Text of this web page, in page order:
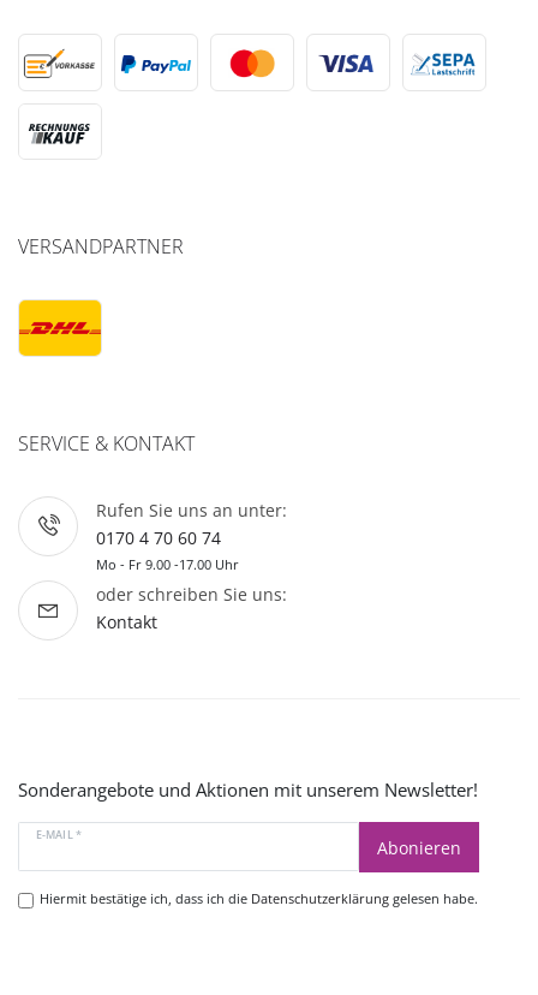
VERSANDPARTNER
SERVICE & KONTAKT
Rufen Sie uns an unter:
0170 4 70 60 74
Mo - Fr 9.00 -17.00 Uhr
oder schreiben Sie uns:
Kontakt
Sonderangebote und Aktionen mit unserem Newsletter!
E-MAIL *
Abonieren
Hiermit bestätige ich, dass ich die Datenschutzerklärunggelesen habe.